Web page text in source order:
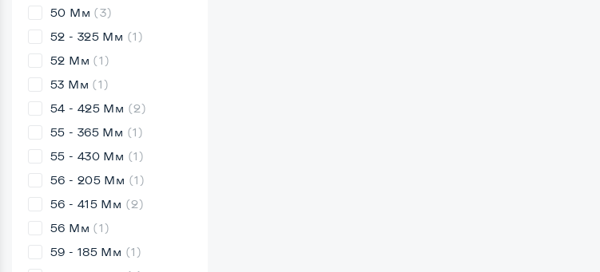
50 Мм (3)
52 - 325 Мм (1)
52 Мм (1)
53 Мм (1)
54 - 425 Мм (2)
55 - 365 Мм (1)
55 - 430 Мм (1)
56 - 205 Мм (1)
56 - 415 Мм (2)
56 Мм (1)
59 - 185 Мм (1)